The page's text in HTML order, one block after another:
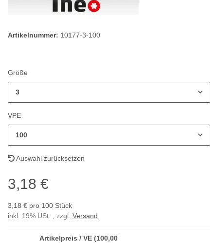
Artikelnummer: 10177-3-100
Größe
3
VPE
100
Auswahl zurücksetzen
3,18 €
3,18 € pro 100 Stück
inkl. 19% USt. , zzgl. Versand
Artikelpreis / VE (100,00